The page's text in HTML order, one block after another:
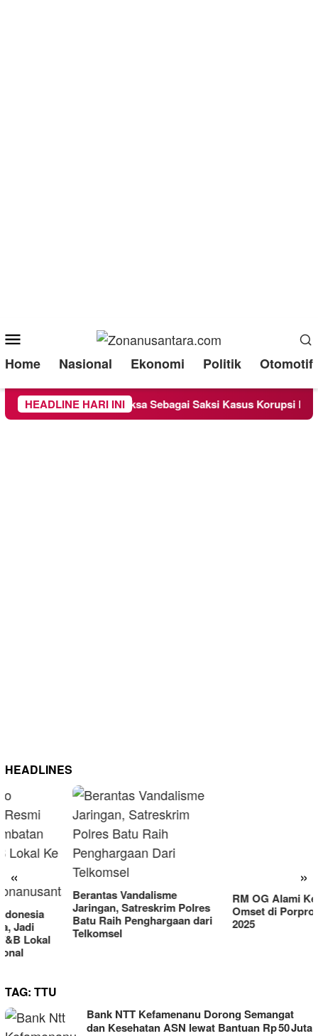
Menu
Home Nasional Ekonomi Politik Otomotif
HEADLINE HARI INI
Chandra Diperiksa Sebagai Saksi Kasus Korupsi Bibit
HEADLINES
« »
Berantas Vandalisme
Jaringan, Satreskrim Polres
Batu Raih Penghargaan dari
Telkomsel
RM OG Alami Kenaikan
TAG: TTU
Bank NTT Kefamenanu Dorong Semangat
dan Kesehatan ASN lewat Bantuan Rp 50 Juta